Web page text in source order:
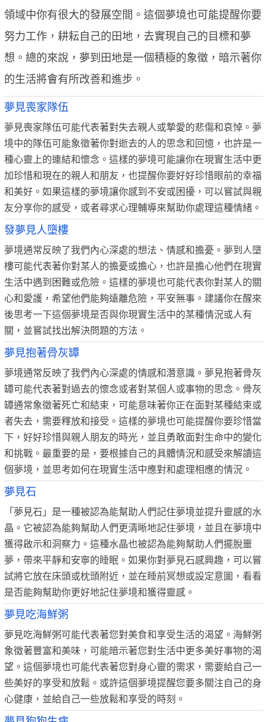
領域中你有很大的發展空間。這個夢境也可能提醒你要
努力工作，耕耘自己的田地，去實現自己的目標和夢
想。總的來說，夢到田地是一個積極的象徵，暗示著你
的生活將會有所改善和進步。
夢見喪家隊伍
夢見喪家隊伍可能代表著對失去親人或摯愛的悲傷和哀悼。夢
境中的隊伍可能象徵著你對逝去的人的思念和回憶，也許是一
種心靈上的連結和懷念。這樣的夢境可能讓你在現實生活中更
加珍惜和現在的親人和朋友，也提醒你要好好珍惜眼前的幸福
和美好。如果這樣的夢境讓你感到不安或困擾，可以嘗試與親
友分享你的感受，或者尋求心理輔導來幫助你處理這種情緒。
發夢見人墮樓
夢境通常反映了我們內心深處的想法、情感和擔憂。夢到人墮
樓可能代表著你對某人的擔憂或擔心，也許是擔心他們在現實
生活中遇到困難或危險。這樣的夢境也可能代表你對某人的關
心和愛護，希望他們能夠遠離危險，平安無事。建議你在醒來
後思考一下這個夢境是否與你現實生活中的某種情況或人有
關，並嘗試找出解決問題的方法。
夢見抱著骨灰罈
夢境通常反映了我們內心深處的情感和潛意識。夢見抱著骨灰
罈可能代表著對過去的懷念或者對某個人或事物的思念。骨灰
罈通常象徵著死亡和結束，可能意味著你正在面對某種結束或
者失去，需要釋放和接受。這樣的夢境也可能提醒你要珍惜當
下，好好珍惜與親人朋友的時光，並且勇敢面對生命中的變化
和挑戰。最重要的是，要根據自己的具體情況和感受來解讀這
個夢境，並思考如何在現實生活中應對和處理相應的情況。
夢見石
「夢見石」是一種被認為能幫助人們記住夢境並提升靈感的水
晶。它被認為能夠幫助人們更清晰地記住夢境，並且在夢境中
獲得啟示和洞察力。這種水晶也被認為能夠幫助人們擺脫噩
夢，帶來平靜和安寧的睡眠。如果你對夢見石感興趣，可以嘗
試將它放在床頭或枕頭附近，並在睡前冥想或設定意圖，看看
是否能夠幫助你更好地記住夢境和獲得靈感。
夢見吃海鮮粥
夢見吃海鮮粥可能代表著您對美食和享受生活的渴望。海鮮粥
象徵著豐富和美味，可能暗示著您對生活中更多美好事物的渴
望。這個夢境也可能代表著您對身心靈的需求，需要給自己一
些美好的享受和放鬆。或許這個夢境提醒您要多關注自己的身
心健康，並給自己一些放鬆和享受的時刻。